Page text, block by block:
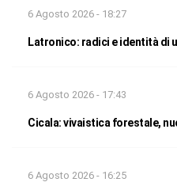
6 Agosto 2026 - 18:27
Latronico: radici e identità di
6 Agosto 2026 - 17:43
Cicala: vivaistica forestale,
6 Agosto 2026 - 16:25